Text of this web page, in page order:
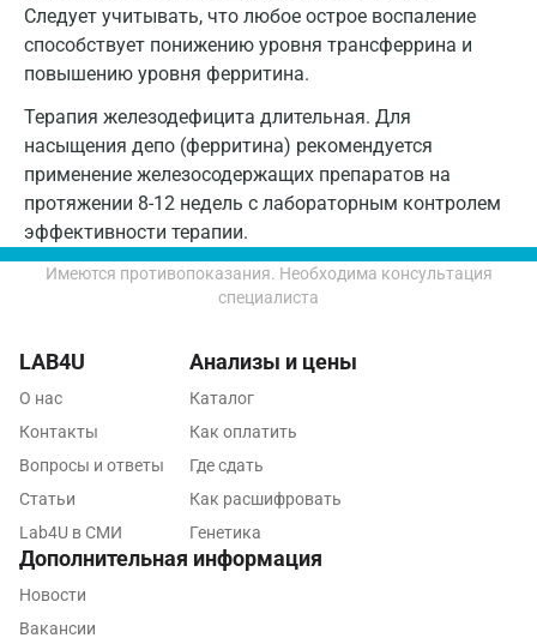
Следует учитывать, что любое острое воспаление
способствует понижению уровня трансферрина и
повышению уровня ферритина.
Терапия железодефицита длительная. Для
насыщения депо (ферритина) рекомендуется
применение железосодержащих препаратов на
протяжении 8-12 недель с лабораторным контролем
эффективности терапии.
Пятигорск
Раменское
Реутов
Ростов-на-Дону
Рыбинск
Рязань
Саратов
Сергиев Посад
Серпухов
Сочи
Сургут
Имеются противопоказания. Необходима консультация
специалиста
LAB4U
О нас
Контакты
Вопросы и ответы
Статьи
Lab4U в СМИ
Анализы и цены
Каталог
Как оплатить
Где сдать
Как расшифровать
Генетика
Дополнительная информация
Новости
Вакансии